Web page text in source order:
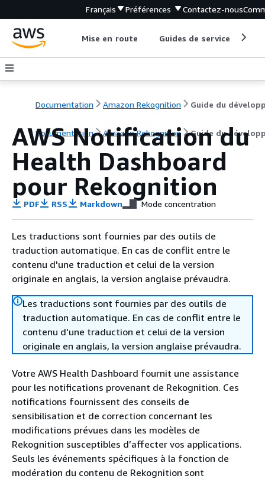
Français Préférences Contactez-nous
Mise en route Guides de service
Documentation Amazon Rekognition
Documentation Amazon Rekognition Guide du
AWS Notification du
Health Dashboard
pour Rekognition
PDF RSS Markdown Mode concentration
Les traductions sont fournies par des outils de
traduction automatique. En cas de conflit entre le
contenu d'une traduction et celui de la version
originale en anglais, la version anglaise prévaudra.
Les traductions sont fournies par des outils de
traduction automatique. En cas de conflit entre le
contenu d'une traduction et celui de la version
originale en anglais, la version anglaise prévaudra.
Votre AWS Health Dashboard fournit une assistance
pour les notifications provenant de Rekognition. Ces
notifications fournissent des conseils de
sensibilisation et de correction concernant les
modifications prévues dans les modèles de
Rekognition susceptibles d’affecter vos applications.
Seuls les événements spécifiques à la fonction de
modération du contenu de Rekognition sont